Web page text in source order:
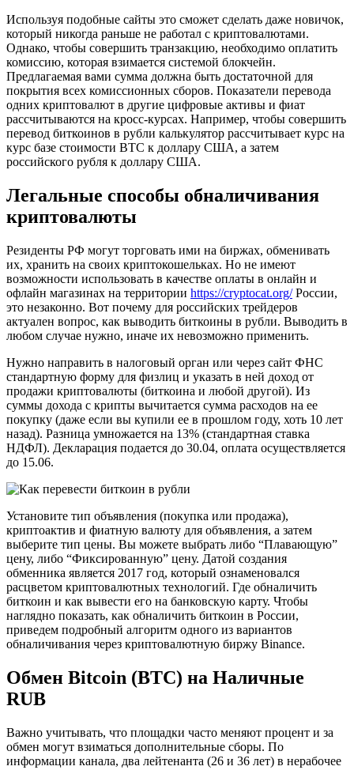
Используя подобные сайты это сможет сделать даже новичок,
который никогда раньше не работал с криптовалютами.
Однако, чтобы совершить транзакцию, необходимо оплатить
комиссию, которая взимается системой блокчейн.
Предлагаемая вами сумма должна быть достаточной для
покрытия всех комиссионных сборов. Показатели перевода
одних криптовалют в другие цифровые активы и фиат
рассчитываются на кросс-курсах. Например, чтобы совершить
перевод биткоинов в рубли калькулятор рассчитывает курс на
курс базе стоимости BTC к доллару США, а затем
российского рубля к доллару США.
Легальные способы обналичивания
криптовалюты
Резиденты РФ могут торговать ими на биржах, обменивать
их, хранить на своих криптокошельках. Но не имеют
возможности использовать в качестве оплаты в онлайн и
офлайн магазинах на территории https://cryptocat.org/России,
это незаконно. Вот почему для российских трейдеров
актуален вопрос, как выводить биткоины в рубли. Выводить в
любом случае нужно, иначе их невозможно применить.
Нужно направить в налоговый орган или через сайт ФНС
стандартную форму для физлиц и указать в ней доход от
продажи криптовалюты (биткоина и любой другой). Из
суммы дохода с крипты вычитается сумма расходов на ее
покупку (даже если вы купили ее в прошлом году, хоть 10 лет
назад). Разница умножается на 13% (стандартная ставка
НДФЛ). Декларация подается до 30.04, оплата осуществляется
до 15.06.
Установите тип объявления (покупка или продажа),
криптоактив и фиатную валюту для объявления, а затем
выберите тип цены. Вы можете выбрать либо “Плавающую”
цену, либо “Фиксированную” цену. Датой создания
обменника является 2017 год, который ознаменовался
расцветом криптовалютных технологий. Где обналичить
биткоин и как вывести его на банковскую карту. Чтобы
наглядно показать, как обналичить биткоин в России,
приведем подробный алгоритм одного из вариантов
обналичивания через криптовалютную биржу Binance.
Обмен Bitcoin (BTC) на Наличные
RUB
Важно учитывать, что площадки часто меняют процент и за
обмен могут взиматься дополнительные сборы. По
информации канала, два лейтенанта (26 и 36 лет) в нерабочее